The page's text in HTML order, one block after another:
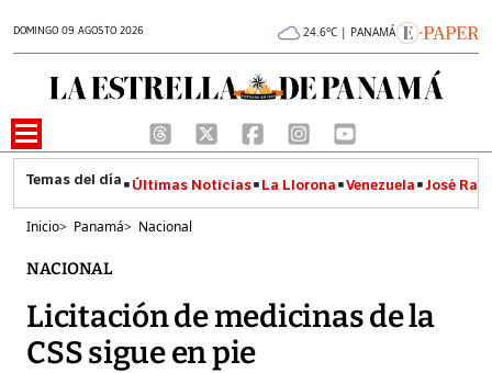
DOMINGO 09 AGOSTO 2026 24.6°C | PANAMÁ
Últimas Noticias La Llorona Venezuela José
Inicio> Panamá> Nacional
NACIONAL
Licitación de medicinas de la
CSS sigue en pie